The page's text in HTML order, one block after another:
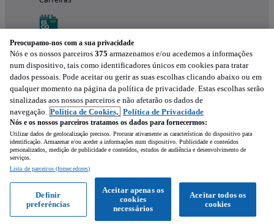
Experimenta a aplicação
Preocupamo-nos com a sua privacidade
Nós e os nossos parceiros 375 armazenamos e/ou acedemos a informações
num dispositivo, tais como identificadores únicos em cookies para tratar
dados pessoais. Pode aceitar ou gerir as suas escolhas clicando abaixo ou em
qualquer momento na página da política de privacidade. Estas escolhas serão
sinalizadas aos nossos parceiros e não afetarão os dados de
navegação. Política de Cookies, Política de Privacidade
Nós e os nossos parceiros tratamos os dados para fornecermos:
Utilizar dados de geolocalização precisos. Procurar ativamente as características do dispositivo para
identificação. Armazenar e/ou aceder a informações num dispositivo. Publicidade e conteúdos
personalizados, medição de publicidade e conteúdos, estudos de audiência e desenvolvimento de
serviços.
Lista de parceiros (fornecedores)
Aceitar todos os
cookies
Aceitar apenas os
cookies
necessários
Definir
preferências